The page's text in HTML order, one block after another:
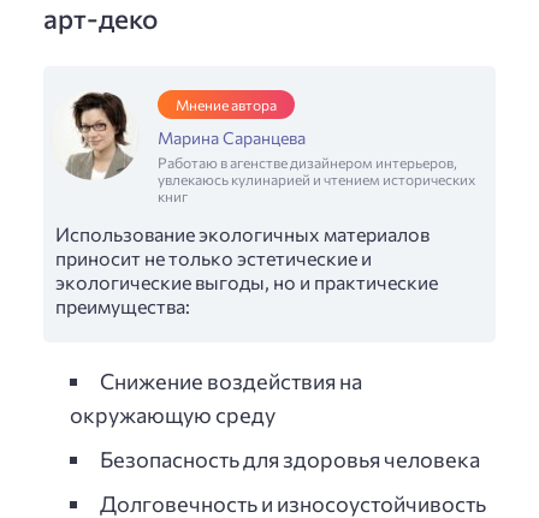
арт-деко
Мнение автора
Марина Саранцева
Работаю в агенстве дизайнером интерьеров,
увлекаюсь кулинарией и чтением исторических
книг
Использование экологичных материалов
приносит не только эстетические и
экологические выгоды, но и практические
преимущества:
Снижение воздействия на
окружающую среду
Безопасность для здоровья человека
Долговечность и износоустойчивость